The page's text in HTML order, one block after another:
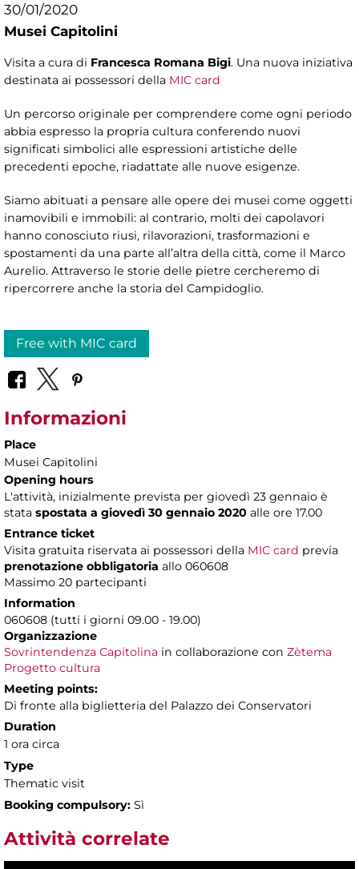
30/01/2020
Musei Capitolini
Visita a cura di Francesca Romana Bigi. Una nuova iniziativa
destinata ai possessori della MIC card
Un percorso originale per comprendere come ogni periodo
abbia espresso la propria cultura conferendo nuovi
significati simbolici alle espressioni artistiche delle
precedenti epoche, riadattate alle nuove esigenze.
Siamo abituati a pensare alle opere dei musei come oggetti
inamovibili e immobili: al contrario, molti dei capolavori
hanno conosciuto riusi, rilavorazioni, trasformazioni e
spostamenti da una parte all’altra della città, come il Marco
Aurelio. Attraverso le storie delle pietre cercheremo di
ripercorrere anche la storia del Campidoglio.
Free with MIC card
Informazioni
Place
Musei Capitolini
Opening hours
L'attività, inizialmente prevista per giovedì 23 gennaio è
stata spostata a giovedì 30 gennaio 2020 alle ore 17.00
Entrance ticket
Visita gratuita riservata ai possessori della MIC card previa
prenotazione obbligatoria allo 060608
Massimo 20 partecipanti
Information
060608 (tutti i giorni 09.00 - 19.00)
Organizzazione
Sovrintendenza Capitolina in collaborazione con Zètema
Progetto cultura
Meeting points:
Di fronte alla biglietteria del Palazzo dei Conservatori
Duration
1 ora circa
Type
Thematic visit
Booking compulsory: Sì
Attività correlate